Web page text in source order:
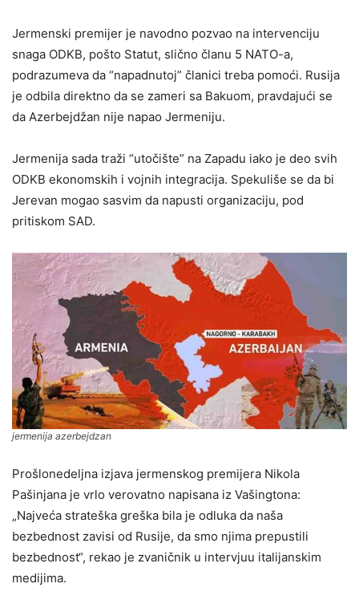
Jermenski premijer je navodno pozvao na intervenciju
snaga ODKB, pošto Statut, slično članu 5 NATO-a,
podrazumeva da “napadnutoj” članici treba pomoći. Rusija
je odbila direktno da se zameri sa Bakuom, pravdajući se
da Azerbejdžan nije napao Jermeniju.
Jermenija sada traži “utočište” na Zapadu iako je deo svih
ODKB ekonomskih i vojnih integracija. Spekuliše se da bi
Jerevan mogao sasvim da napusti organizaciju, pod
pritiskom SAD.
jermenija azerbejdzan
Prošlonedeljna izjava jermenskog premijera Nikola
Pašinjana je vrlo verovatno napisana iz Vašingtona:
„Najveća strateška greška bila je odluka da naša
bezbednost zavisi od Rusije, da smo njima prepustili
bezbednost“, rekao je zvaničnik u intervjuu italijanskim
medijima.